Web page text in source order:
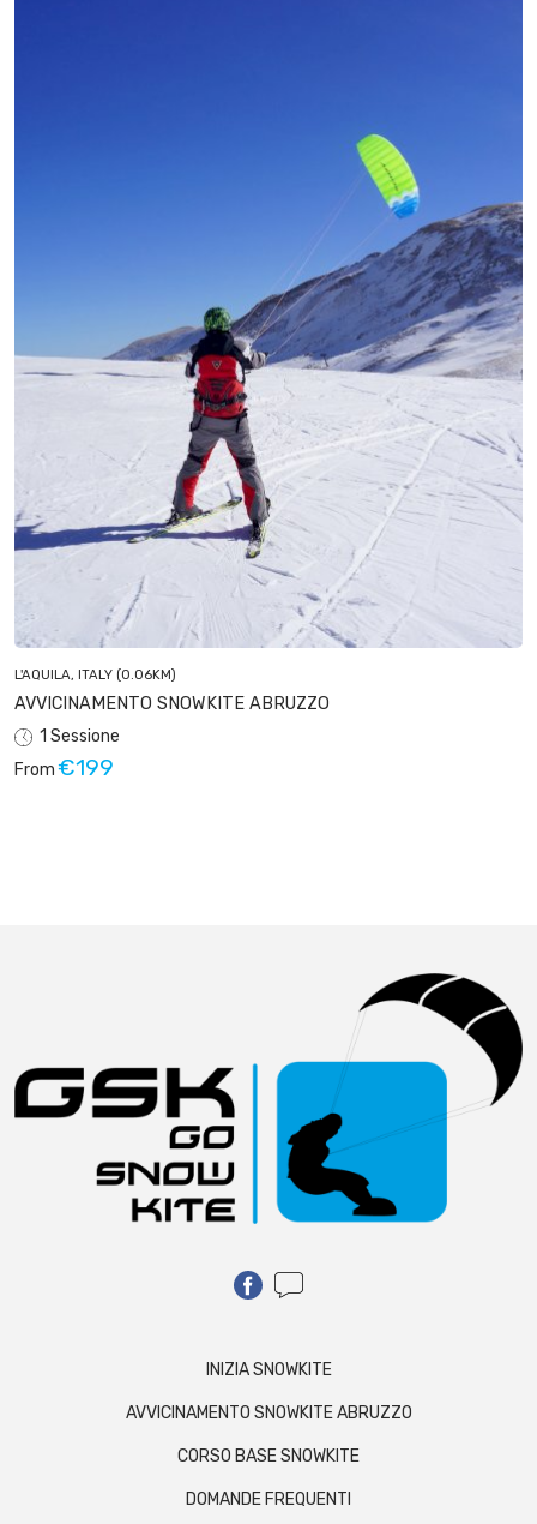
L'AQUILA, ITALY (0.06KM)
AVVICINAMENTO SNOWKITE ABRUZZO
1 Sessione
From€199
INIZIA SNOWKITE
AVVICINAMENTO SNOWKITE ABRUZZO
CORSO BASE SNOWKITE
DOMANDE FREQUENTI